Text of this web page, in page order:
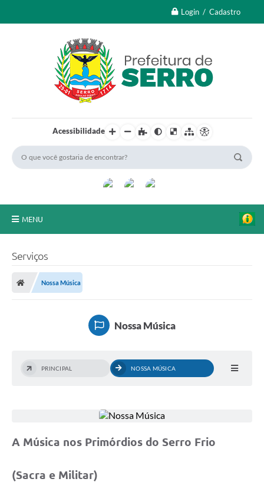
Login / Cadastro
Acessibilidade
MENU
Transparência Pública
Processo Seletivo/Concurso Público
Taxas de Inscrição/Guia de Arrecadação / Tributos
Plano Diretor Participativo de Serro/MG
Organizações da Sociedade Civil
Serviços
Nossa Música
Nossa Música
PRINCIPAL NOSSA MÚSICA
A Música nos Primórdios do Serro Frio
(Sacra e Militar)